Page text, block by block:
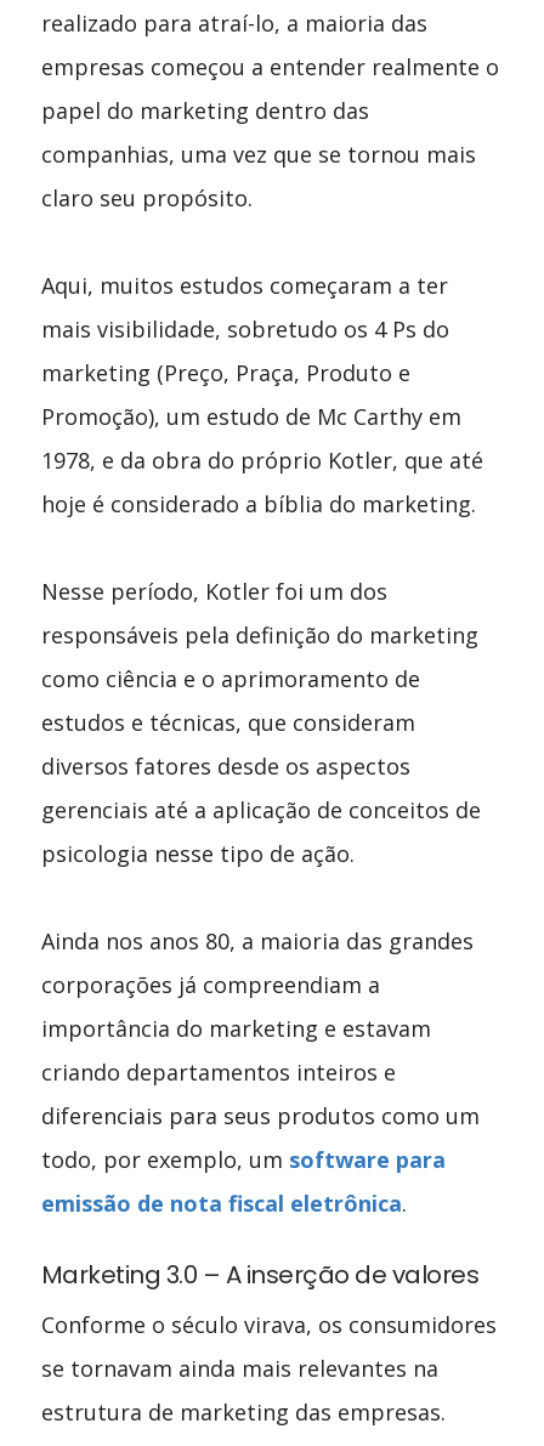
realizado para atraí-lo, a maioria das
empresas começou a entender realmente o
papel do marketing dentro das
companhias, uma vez que se tornou mais
claro seu propósito.
Aqui, muitos estudos começaram a ter
mais visibilidade, sobretudo os 4 Ps do
marketing (Preço, Praça, Produto e
Promoção), um estudo de Mc Carthy em
1978, e da obra do próprio Kotler, que até
hoje é considerado a bíblia do marketing.
Nesse período, Kotler foi um dos
responsáveis pela definição do marketing
como ciência e o aprimoramento de
estudos e técnicas, que consideram
diversos fatores desde os aspectos
gerenciais até a aplicação de conceitos de
psicologia nesse tipo de ação.
Ainda nos anos 80, a maioria das grandes
corporações já compreendiam a
importância do marketing e estavam
criando departamentos inteiros e
diferenciais para seus produtos como um
todo, por exemplo, um software para
emissão de nota fiscal eletrônica.
Marketing 3.0 – A inserção de valores
Conforme o século virava, os consumidores
se tornavam ainda mais relevantes na
estrutura de marketing das empresas.